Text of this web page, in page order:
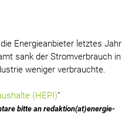
Energieanbieter letztes Jahr
sank der Stromverbrauch in
weniger verbrauchte.
(HEPI)"
bitte an redaktion(at)energie-